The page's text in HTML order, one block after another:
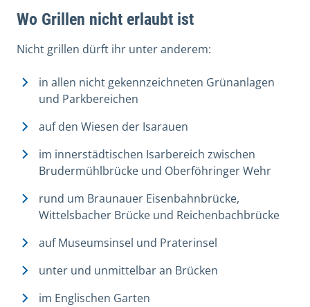
Wo Grillen nicht erlaubt ist
Nicht grillen dürft ihr unter anderem:
in allen nicht gekennzeichneten Grünanlagen
und Parkbereichen
auf den Wiesen der Isarauen
im innerstädtischen Isarbereich zwischen
Brudermühlbrücke und Oberföhringer Wehr
rund um Braunauer Eisenbahnbrücke,
Wittelsbacher Brücke und Reichenbachbrücke
auf Museumsinsel und Praterinsel
unter und unmittelbar an Brücken
im Englischen Garten